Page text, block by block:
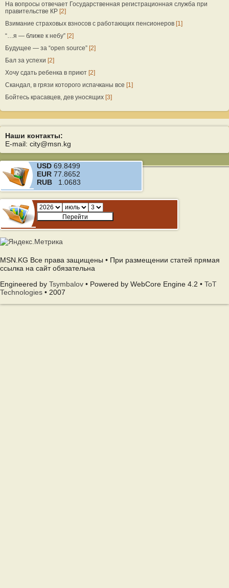
На вопросы отвечает Государственная регистрационная служба при
правительстве КР [2]
Взимание страховых взносов с работающих пенсионеров [1]
“…я — ближе к небу” [2]
Будущее — за “open source” [2]
Бал за успехи [2]
Хочу сдать ребенка в приют [2]
Скандал, в грязи которого испачканы все [1]
Бойтесь красавцев, дев уносящих [3]
Наши контакты:
E-mail: city@msn.kg
USD 69.8499
EUR 77.8652
RUB 1.0683
MSN.KG Все права защищены • При размещении статей прямая
ссылка на сайт обязательна
Engineered by Tsymbalov • Powered by WebCore Engine 4.2 • ToT
Technologies • 2007